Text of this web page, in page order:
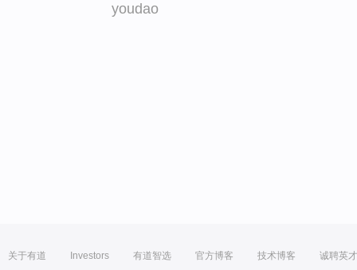
youdao
关于有道 Investors 有道智选 官方博客 技术博客 诚聘英才